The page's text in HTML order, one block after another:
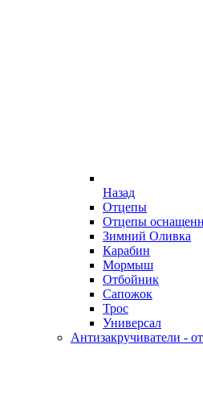
Назад
Отцепы
Отцепы
Зимний Оливка
Карабин
Мормыш
Отбойник
Сапожок
Трос
Универсал
Антизакручиватели -